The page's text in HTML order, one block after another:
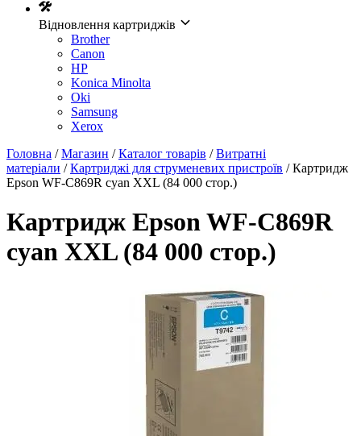
Відновлення картриджів
Brother
Canon
HP
Konica Minolta
Oki
Samsung
Xerox
Головна /Магазин /Каталог товарів /Витратні
матеріали /Картриджі для струменевих пристроїв / Картридж
Epson WF-C869R cyan XXL (84 000 стор.)
Картридж Epson WF-C869R
cyan XXL (84 000 стор.)